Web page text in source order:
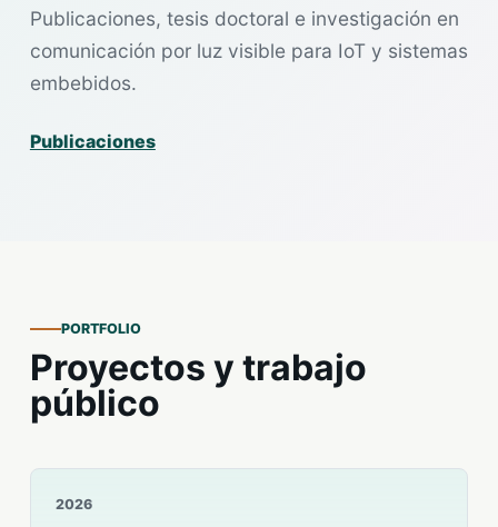
Publicaciones, tesis doctoral e investigación en
comunicación por luz visible para IoT y sistemas
embebidos.
Publicaciones
PORTFOLIO
Proyectos y trabajo
público
2026